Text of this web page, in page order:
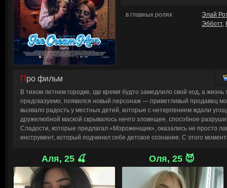
в главных ролях
Элай
Эбботт,
Про фильм
В тихом летнем городке, где время будто замедлило свой ход, а
предсказуемо, появился новый персонаж — приветливый продавец
вызвало радость у местных детей, которые с нетерпением ждали
дружелюбной маской скрывалось нечто зловещее, способное
Сладости, которые предлагал «Мороженщик», оказались не просто
инструмент, который подчинил себе детское сознание. С этого
Дети, получившие угощение, потеряли контроль над собой и стали
Вооружённые топорами и другими опасными предметами, они начали
соседи, которые ещё вчера наслаждались летним теплом и
Аля, 25 🍒 Оля, 25 😈